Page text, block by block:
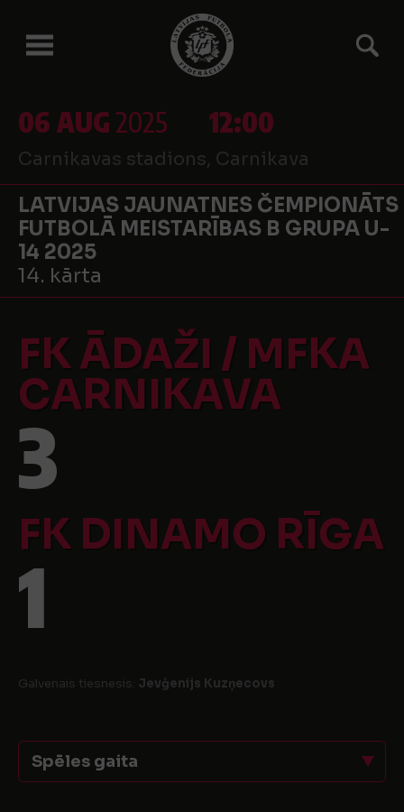
06 AUG2025 12:00
Carnikavas stadions, Carnikava
LATVIJAS JAUNATNES ČEMPIONĀTS
FUTBOLĀ MEISTARĪBAS B GRUPA U-
14 2025
14. kārta
FK ĀDAŽI / MFKA
CARNIKAVA
3
FK DINAMO RĪGA
1
Galvenais tiesnesis: Jevģenijs Kuzņecovs
Spēles gaita